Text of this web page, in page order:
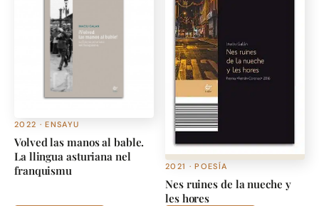
2022 · ENSAYU
Volved las manos al bable.
La llingua asturiana nel
franquismu
2021 · POESÍA
Nes ruines de la nueche y
les hores